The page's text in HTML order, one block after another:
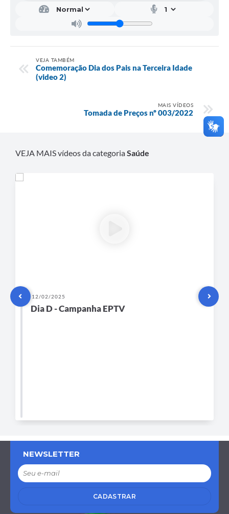
VEJA TAMBÉM
Comemoração Dia dos Pais na Terceira Idade
(video 2)
MAIS VÍDEOS
Tomada de Preços nº 003/2022
VEJA MAIS vídeos da categoriaSaúde
12/02/2025
Dia D - Campanha EPTV
NEWSLETTER
CADASTRAR